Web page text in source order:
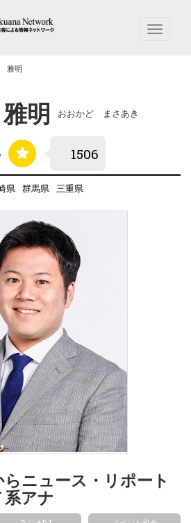
Toggle
雅明
明 おおかど まさあき
県 群馬県 三重県
ニュース・リポート
系アナ